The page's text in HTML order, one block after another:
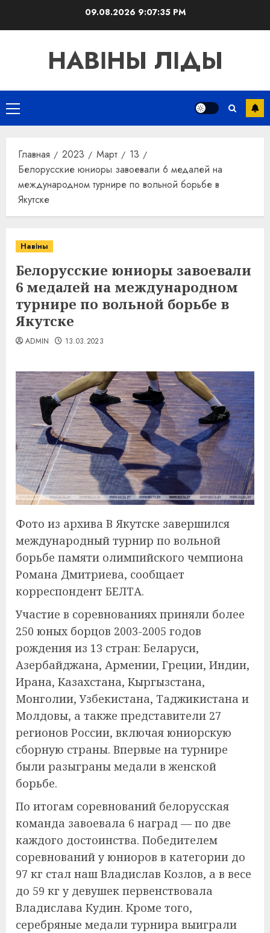
09.08.2026 9:07:35 PM
НАВІНЫ ЛІДЫ
Основное
меню
Главная 2023 Март
13
Белорусские юниоры завоевали 6 медалей на
международном турнире по вольной борьбе в
Якутске
Навіны
Белорусские юниоры завоевали
6 медалей на международном
турнире по вольной борьбе в
Якутске
ADMIN 13.03.2023
Фото из архива В Якутске завершился
международный турнир по вольной
борьбе памяти олимпийского чемпиона
Романа Дмитриева, сообщает
корреспондент БЕЛТА.
Участие в соревнованиях приняли более
250 юных борцов 2003-2005 годов
рождения из 13 стран: Беларуси,
Азербайджана, Армении, Греции, Индии,
Ирана, Казахстана, Кыргызстана,
Монголии, Узбекистана, Таджикистана и
Молдовы, а также представители 27
регионов России, включая юниорскую
сборную страны. Впервые на турнире
были разыграны медали в женской
борьбе.
По итогам соревнований белорусская
команда завоевала 6 наград — по две
каждого достоинства. Победителем
соревнований у юниоров в категории до
97 кг стал наш Владислав Козлов, а в весе
до 59 кг у девушек первенствовала
Владислава Кудин. Кроме того,
серебряные медали турнира выиграли